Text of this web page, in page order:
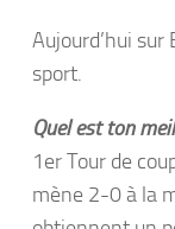
Aujourd’hui sur
sport.
Quel est ton
1er Tour de
mène 2-0 à la